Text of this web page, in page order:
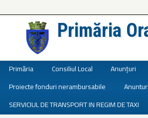
Primăria
Primăria Consiliul Local Anunțuri
Proiecte fonduri nerambursabile
SERVICIUL DE TRANSPORT IN REGIM DE TAXI